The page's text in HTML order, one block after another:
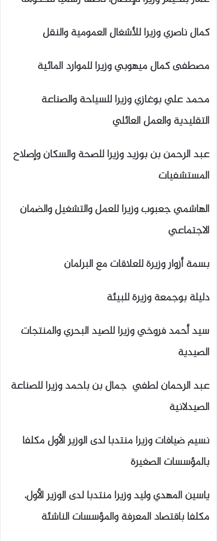
كمال ناصري وزيرا للأشغال العمومية والنقل
مصطفى كمال ميهوبي وزيرا للموارد المائية
محمد علي بوغازي وزيرا للسياحة والصناعة
التقليدية والعمل العائلي
عبد الرحمن بن بوزيد وزيرا للصحة والسكان وإصلاح
المستشفيات
الهاشمي جعبوب وزيرا للعمل والتشغيل والضمان
الاجتماعي
بسمة أزوار وزيرة للعلاقات مع البرلمان
دليلة بوجمعة وزيرة للبيئة
سيد أحمد فروخي وزيرا للصيد البحري والمنتجات
الصيدية
عبد الرحمان لطفي جمال بن باحمد وزيرا للصناعة
الصيدلانية
نسيم ضيافات وزيرا منتدبا لدى الوزير الأول مكلفا
بالمؤسسات الصغيرة
ياسين المهدي وليد وزيرا منتدبا لدى الوزير الأول،
مكلفا باقتصاد المعرفة والمؤسسات الناشئة